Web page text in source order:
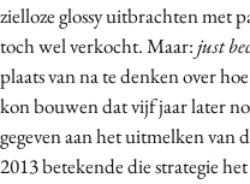
Gedragsverandering
Influencer marketing
Interne communicatie
Martech
Media
zielloze glossy uitbrachten met
toch wel verkocht. Maar:just
plaats van na te denken over
kon bouwen dat vijf jaar later
gegeven aan het uitmelken
2013 betekende die strategie